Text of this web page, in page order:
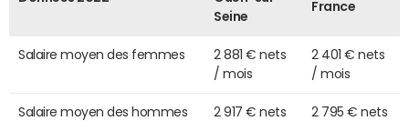
Seine
France
Salaire moyen des femmes
2 881 € nets
/ mois
2 401 € nets
/ mois
Salaire moyen des hommes
2 917 € nets
2 795 € nets